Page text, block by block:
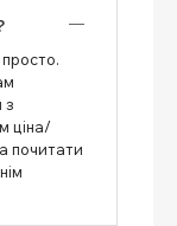
з
ціна/
почитати